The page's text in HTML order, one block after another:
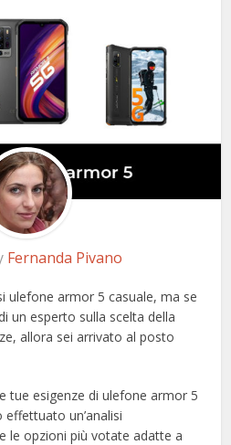
Fernanda Pivano
ulefone armor 5 casuale, ma se
un esperto sulla scelta della
allora sei arrivato al posto
tue esigenze di ulefone armor 5
un’analisi
le opzioni più votate adatte a